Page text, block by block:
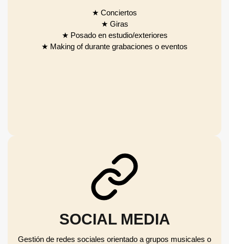
★ Conciertos
★ Giras
★ Posado en estudio/exteriores
★ Making of durante grabaciones o eventos
SOCIAL MEDIA
Gestión de redes sociales orientado a grupos musicales o